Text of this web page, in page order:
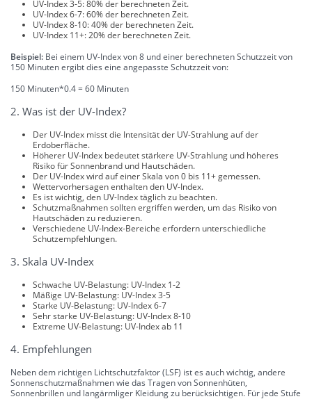
UV-Index 3-5: 80% der berechneten Zeit.
UV-Index 6-7: 60% der berechneten Zeit.
UV-Index 8-10: 40% der berechneten Zeit.
UV-Index 11+: 20% der berechneten Zeit.
Beispiel: Bei einem UV-Index von 8 und einer berechneten Schutzzeit von
150 Minuten ergibt dies eine angepasste Schutzzeit von:
150 Minuten*0.4 = 60 Minuten
2. Was ist der UV-Index?
Der UV-Index misst die Intensität der UV-Strahlung auf der
Erdoberfläche.
Höherer UV-Index bedeutet stärkere UV-Strahlung und höheres
Risiko für Sonnenbrand und Hautschäden.
Der UV-Index wird auf einer Skala von 0 bis 11+ gemessen.
Wettervorhersagen enthalten den UV-Index.
Es ist wichtig, den UV-Index täglich zu beachten.
Schutzmaßnahmen sollten ergriffen werden, um das Risiko von
Hautschäden zu reduzieren.
Verschiedene UV-Index-Bereiche erfordern unterschiedliche
Schutzempfehlungen.
3. Skala UV-Index
Schwache UV-Belastung: UV-Index 1-2
Mäßige UV-Belastung: UV-Index 3-5
Starke UV-Belastung: UV-Index 6-7
Sehr starke UV-Belastung: UV-Index 8-10
Extreme UV-Belastung: UV-Index ab 11
4. Empfehlungen
Neben dem richtigen Lichtschutzfaktor (LSF) ist es auch wichtig, andere
Sonnenschutzmaßnahmen wie das Tragen von Sonnenhüten,
Sonnenbrillen und langärmliger Kleidung zu berücksichtigen. Für jede Stufe